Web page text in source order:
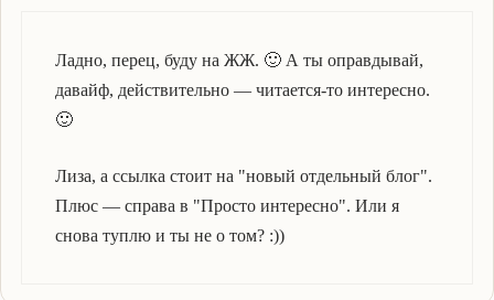
Ладно, перец, буду на ЖЖ. 🙂 А ты оправдывай,
давайф, действительно — читается-то интересно.
🙂
Лиза, а ссылка стоит на "новый отдельный блог".
Плюс — справа в "Просто интересно". Или я
снова туплю и ты не о том? :))